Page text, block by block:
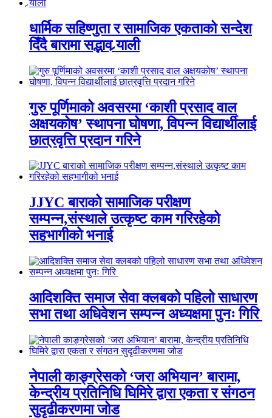
धार्मिक सहिष्णुता र सामाजिक एकताको सन्देश
दिँदै बारामा सद्भाव र्‍याली
गुरु पूर्णिमाको अवसरमा ‘काशी प्रसाद वाल
अक्षयकोष’ स्थापना घोषणा, विपन्न विद्यार्थीलाई
छात्रवृत्ति प्रदान गरिने
JJYC बाराको सामाजिक परीक्षण
सम्पन्न,संस्थाले उत्कृष्ट काम गरिरहेको
सहभागीको भनाई
आदिशक्ति समाज सेवा क्लबको पहिलो साधारण
सभा तथा अधिवेशन सम्पन्न अध्यक्षमा पुनः गिरि
नेपाली काङ्ग्रेसको ‘जरा अभियान’ बारामा,
केन्द्रीय प्रतिनिधि घिमिरे द्वारा एकता र संगठन
सुदृढीकरणमा जोड